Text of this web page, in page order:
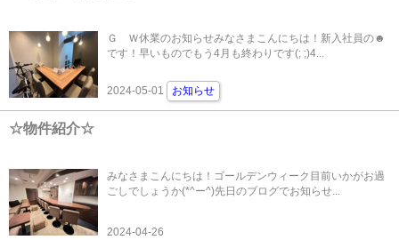
Ｇ Ｗ休業のお知らせみなさまこんにちは！新入社員の☻
です！早いものでもう4月も終わりです(; ;)4...
2024-05-01 お知らせ
☆物件紹介☆
みなさまこんにちは！ゴールデンウィーク目前いかがお過
ごしでしょうか(*^ー^)先日のブログでお知らせ...
2024-04-26